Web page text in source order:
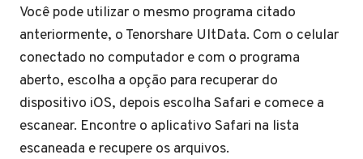
Você pode utilizar o mesmo programa citado
anteriormente, o Tenorshare UltData. Com o celular
conectado no computador e com o programa
aberto, escolha a opção para recuperar do
dispositivo iOS, depois escolha Safari e comece a
escanear. Encontre o aplicativo Safari na lista
escaneada e recupere os arquivos.